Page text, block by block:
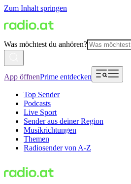
Zum Inhalt springen
Was möchtest du anhören?
App öffnenPrime entdecken
Top Sender
Podcasts
Live Sport
Sender aus deiner Region
Musikrichtungen
Themen
Radiosender von A-Z